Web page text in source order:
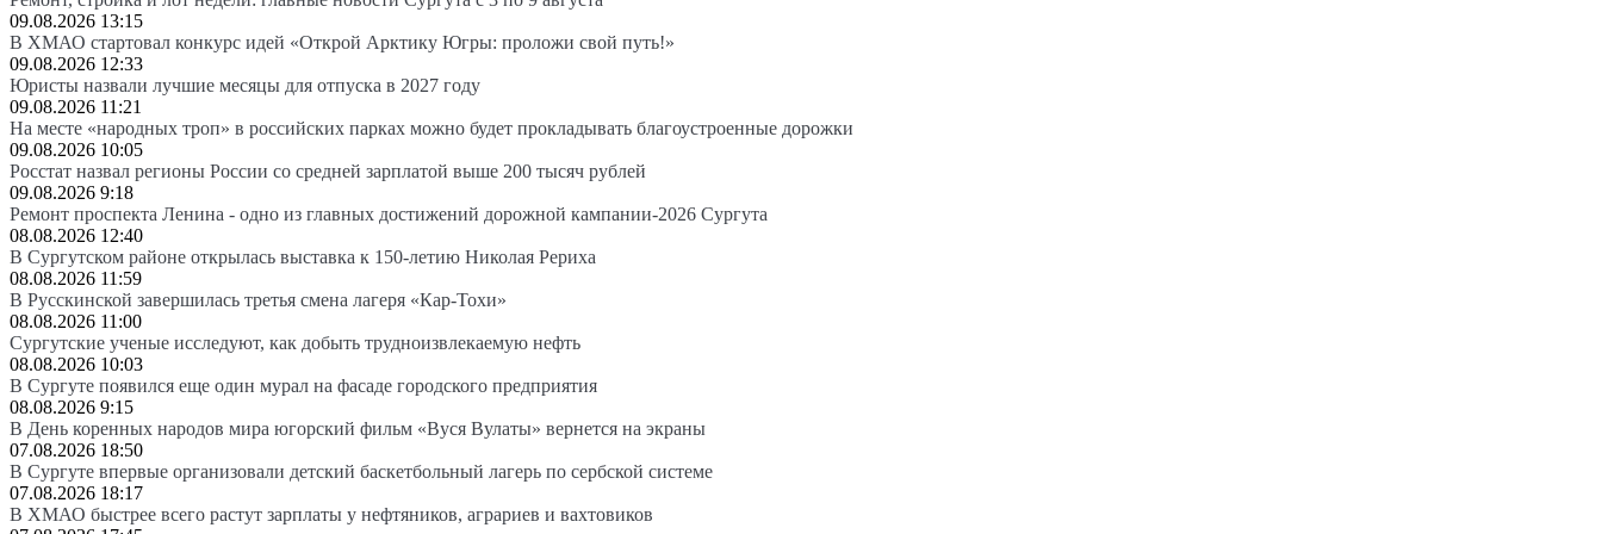
09.08.2026 13:15
В ХМАО стартовал конкурс идей «Открой Арктику Югры: проложи свой путь!»
09.08.2026 12:33
Юристы назвали лучшие месяцы для отпуска в 2027 году
09.08.2026 11:21
На месте «народных троп» в российских парках можно будет прокладывать благоустроенные дорожки
09.08.2026 10:05
Росстат назвал регионы России со средней зарплатой выше 200 тысяч рублей
09.08.2026 9:18
Ремонт проспекта Ленина - одно из главных достижений дорожной кампании-2026 Сургута
08.08.2026 12:40
В Сургутском районе открылась выставка к 150-летию Николая Рериха
08.08.2026 11:59
В Русскинской завершилась третья смена лагеря «Кар-Тохи»
08.08.2026 11:00
Сургутские ученые исследуют, как добыть трудноизвлекаемую нефть
08.08.2026 10:03
В Сургуте появился еще один мурал на фасаде городского предприятия
08.08.2026 9:15
В День коренных народов мира югорский фильм «Вуся Вулаты» вернется на экраны
07.08.2026 18:50
В Сургуте впервые организовали детский баскетбольный лагерь по сербской системе
07.08.2026 18:17
В ХМАО быстрее всего растут зарплаты у нефтяников, аграриев и вахтовиков